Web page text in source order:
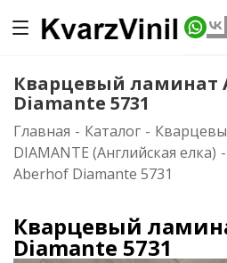
Кварцевый ламинат
Diamante 5731
Главная - Каталог -
DIAMANTE (Английская елка) -
Aberhof Diamante 5731
Кварцевый
Diamante 5731